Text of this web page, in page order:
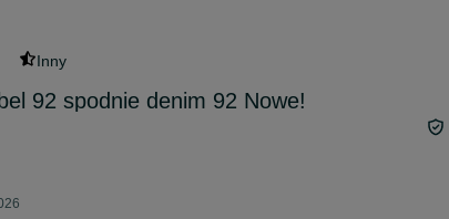
Inny
92 spodnie denim 92 Nowe!